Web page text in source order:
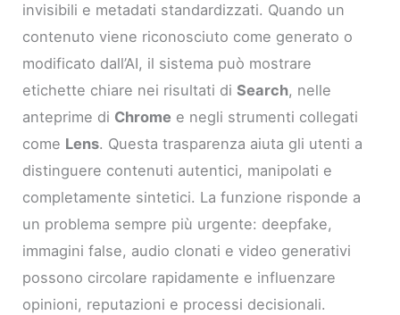
invisibili e metadati standardizzati. Quando un
contenuto viene riconosciuto come generato o
modificato dall’AI, il sistema può mostrare
etichette chiare nei risultati diSearch, nelle
anteprime di Chrome e negli strumenti collegati
come Lens. Questa trasparenza aiuta gli utenti a
distinguere contenuti autentici, manipolati e
completamente sintetici. La funzione risponde a
un problema sempre più urgente: deepfake,
immagini false, audio clonati e video generativi
possono circolare rapidamente e influenzare
opinioni, reputazioni e processi decisionali.